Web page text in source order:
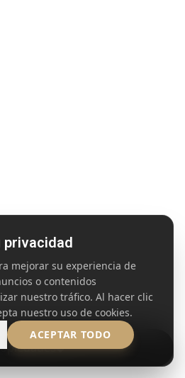
privacidad
mejorar su experiencia de
o contenidos
nuestro tráfico. Al hacer clic
nuestro uso de cookies.
ACEPTAR TODO